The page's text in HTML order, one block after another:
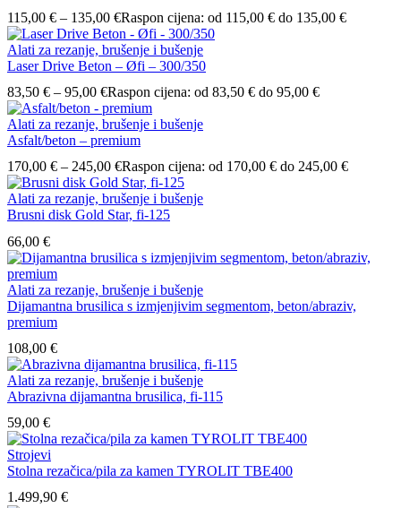
115,00 € – 135,00 €Raspon cijena: od 115,00 € do 135,00 €
Alati za rezanje, brušenje i bušenje
Laser Drive Beton – Øfi – 300/350
83,50 € – 95,00 €Raspon cijena: od 83,50 € do 95,00 €
Alati za rezanje, brušenje i bušenje
Asfalt/beton – premium
170,00 € – 245,00 €Raspon cijena: od 170,00 € do 245,00 €
Alati za rezanje, brušenje i bušenje
Brusni disk Gold Star, fi-125
66,00 €
Alati za rezanje, brušenje i bušenje
Dijamantna brusilica s izmjenjivim segmentom, beton/abraziv,
premium
108,00 €
Alati za rezanje, brušenje i bušenje
Abrazivna dijamantna brusilica, fi-115
59,00 €
Strojevi
Stolna rezačica/pila za kamen TYROLIT TBE400
1.499,90 €